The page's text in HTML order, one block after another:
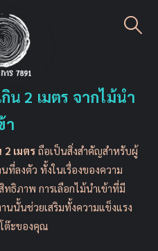
น 2 เมตร จากไม้นำ
า
2 เมตร ถือเป็นสิ่งสำคัญสำหรับผู้
ที่ลงตัว ทั้งในเรื่องของความ
ทธิภาพ การเลือกไม้นำเข้าที่มี
นนั้นช่วยเสริมทั้งความแข็งแรง
ต๊ะของคุณ